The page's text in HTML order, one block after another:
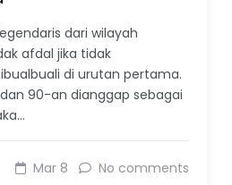
dari wilayah
afdal jika tidak
di urutan pertama.
90-an dianggap sebagai
Mar 8 No comments